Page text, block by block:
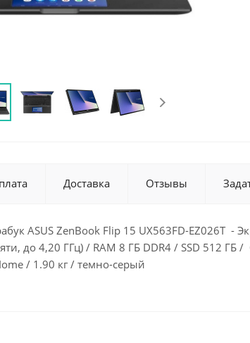
Доставка Отзывы
ASUS ZenBook Flip 15 UX563FD-EZ026T
до 4,20 ГГц) / RAM 8 ГБ DDR4 / SSD 512 ГБ
/ 1.90 кг / темно-серый